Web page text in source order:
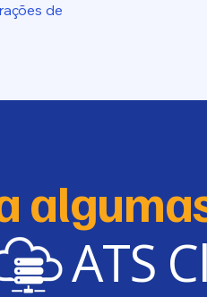
de
ATS